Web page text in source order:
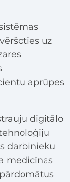
uz
aprūpes
digitālo
darbinieku
medicīnas